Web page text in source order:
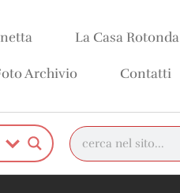
La Casa Rotonda
Archivio Contatti